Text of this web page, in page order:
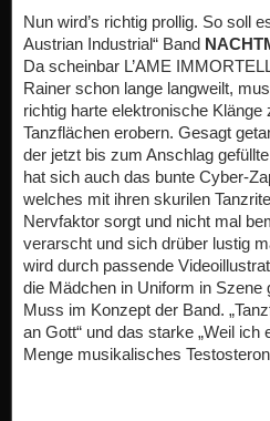
Nun wird’s richtig prollig. So soll
Austrian Industrial“ Band
Da scheinbar L’AME
Rainer schon lange langweilt,
richtig harte elektronische Klänge
Tanzflächen erobern. Gesagt
der jetzt bis zum Anschlag
hat sich auch das bunte Cyber-
welches mit ihren skurilen
Nervfaktor sorgt und nicht mal
verarscht und sich drüber lustig
wird durch passende
die Mädchen in Uniform in Szene
Muss im Konzept der Band.
an Gott“ und das starke „Weil ich
Menge musikalisches